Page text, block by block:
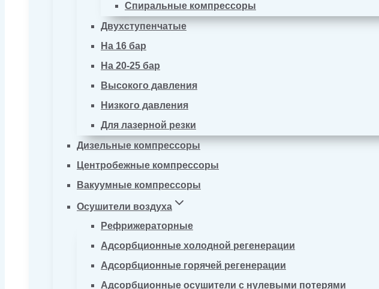
Спиральные компрессоры
Двухступенчатые
На 16 бар
На 20-25 бар
Высокого давления
Низкого давления
Для лазерной резки
Дизельные компрессоры
Центробежные компрессоры
Вакуумные компрессоры
Осушители воздуха
Рефрижераторные
Адсорбционные холодной регенерации
Адсорбционные горячей регенерации
Адсорбционные осушители с нулевыми потерями